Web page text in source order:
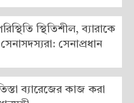
স্থিতিশীল, ব্যারাকে
সেনাপ্রধান
ব্যারেজের কাজ করা